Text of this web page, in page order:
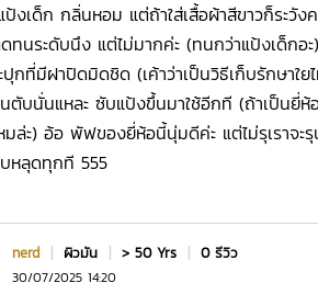
ป้งเด็ก กลิ่นหอม แต่ถ้าใส่เสื้อผ้าสีขาวก็ระวัง
นระดับนึง แต่ไม่มากค่ะ (ทนกว่าแป้งเด็ก
ปุกที่มีฝาปิดมิดชิด (เค้าว่าเป็นวิธีเก็บรักษาใ
นตับนั่นแหละ ซับแป้งขึ้นมาใช้อีกที (ถ้าเป็นยี่
หมล่ะ) อ้อ พัฟของยี่ห้อนี้นุ่มดีค่ะ แต่ไม่รุเราจ
หลุดทุกที 555
nerd | ผิวมัน | > 50 Yrs | 0 รีวิว
30/07/2025 14:20